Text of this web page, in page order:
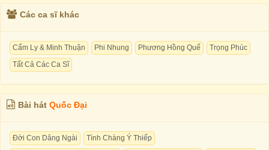
Các ca sĩ khác
Cẩm Ly & Minh Thuận Phi Nhung Phương Hồng Quế
Trọng Phúc
Tất Cả Các Ca Sĩ
Bài hát Quốc Đại
Đời Con Dâng Ngài
Tình Chàng Ý Thiếp